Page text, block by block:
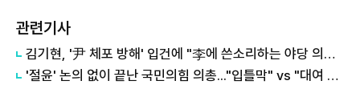
관련기사
김기현, '尹 체포 방해' 입건에 "李에 쓴소리하는 야당 의원 입틀막"
'절윤' 논의 없이 끝난 국민의힘 의총..."입틀막" vs "대여 투쟁"